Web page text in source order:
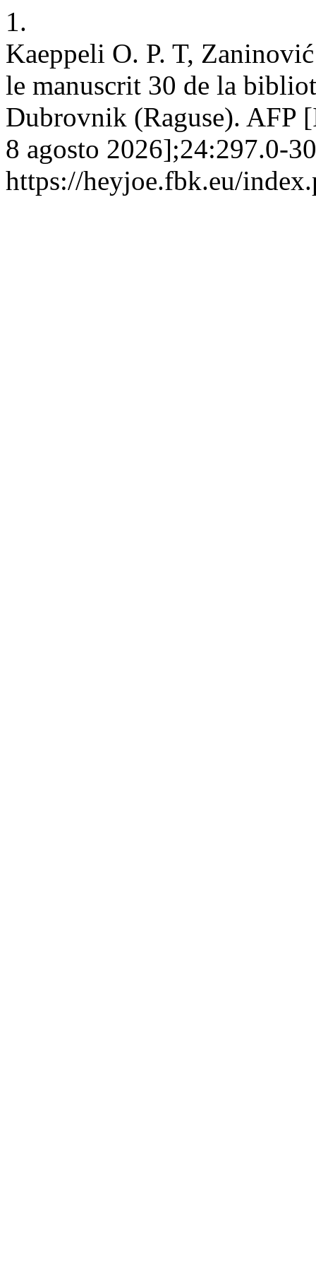
1.
Kaeppeli O. P. T,
le manuscrit 30 de la
Dubrovnik (Raguse). AFP
8 agosto 2026];24:297.0-
https://heyjoe.fbk.eu/